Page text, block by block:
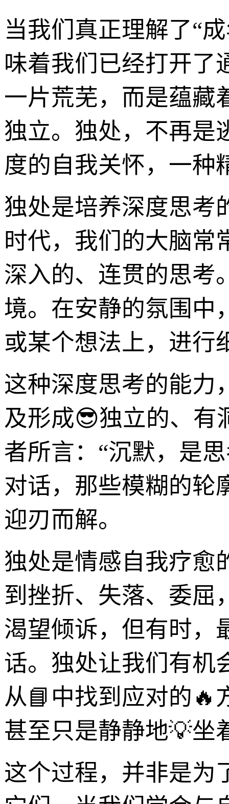
当我们真正理解了“
味着我们已经打开了
一片荒芜，而是蕴藏
独立。独处，不再是
度的自我关怀，一种
独处是培养深度思考
时代，我们的大脑常
深入的、连贯的思考
境。在安静的氛围中
或某个想法上，进行
这种深度思考的能力
及形成😎独立的、有
者所言：“沉默，是
对话，那些模糊的轮
迎刃而解。
独处是情感自我疗愈
到挫折、失落、委屈
渴望倾诉，但有时，
话。独处让我们有机
从📘中找到应对的🔥
甚至只是静静地💡坐
这个过程，并非是为